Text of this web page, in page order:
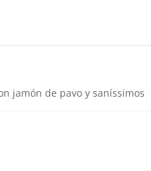
jamón de pavo y saníssimos